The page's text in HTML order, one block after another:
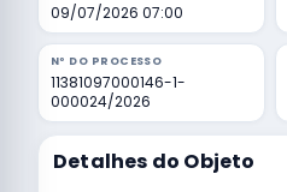
09/07/2026 07:00
Nº DO PROCESSO
11381097000146-1-
000024/2026
Detalhes do Objeto